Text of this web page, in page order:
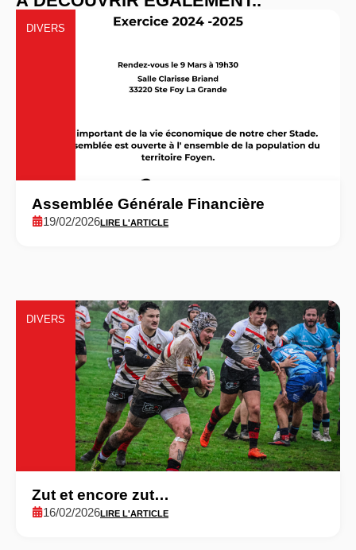
DIVERS
Assemblée Générale Financière
19/02/2026LIRE L'ARTICLE
DIVERS
Zut et encore zut…
16/02/2026LIRE L'ARTICLE